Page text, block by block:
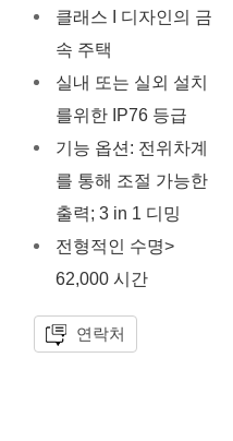
클래스 I 디자인의 금
속 주택
실내 또는 실외 설치
를위한 IP76 등급
기능 옵션: 전위차계
를 통해 조절 가능한
출력; 3 in 1 디밍
전형적인 수명>
62,000 시간
연락처